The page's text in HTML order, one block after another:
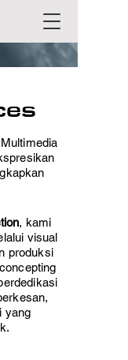
, kami
visual
produksi
yang